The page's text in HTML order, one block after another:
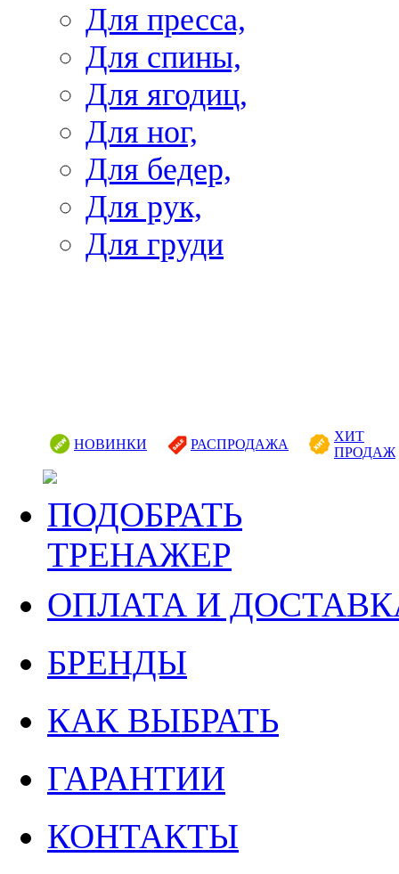
Для пресса,
Для спины,
Для ягодиц,
Для ног,
Для бедер,
Для рук,
Для груди
НОВИНКИ РАСПРОДАЖА
ХИТ
ПРОДАЖ
ПОДОБРАТЬ
ТРЕНАЖЕР
ОПЛАТА И
БРЕНДЫ
КАК ВЫБРАТЬ
ГАРАНТИИ
КОНТАКТЫ